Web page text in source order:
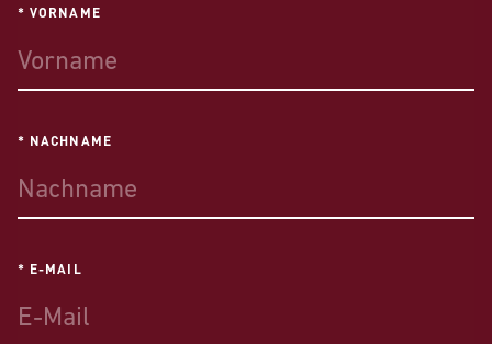
* VORNAME
* NACHNAME
* E-MAIL